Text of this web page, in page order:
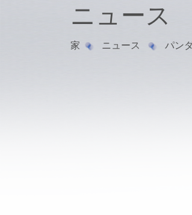
ニュース
家 ニュース パン